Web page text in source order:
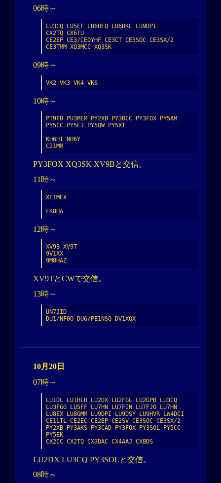
06時～
LU3CQ LU5FF LU6HFQ LU6HKL LU9DPI
CX2TQ CX6TU
CE2EP CE3/CE0YHF CE3CT CE3SOC CE3SX/2
CE3TMM XQ3MCC XQ3SK
09時～
VK2 VK3 VK4 VK6
10時～
PT9FD PU3MEM PY2XB PY3DCC PY3FOX PY5AM
PY5CC PY5EJ PY5QW PY5XT
KH6HI NH6Y
C21MM
PY3FOX XQ3SK XV9Bと交信。
11時～
XE1MEX
FK8HA
12時～
XV9B XV9T
9V1XX
9M8HAZ
XV9TとCWで交信。
13時～
UN7JID
DU1/NF0O DU6/PE1NSQ DV1XQX
10月20日
07時～
LU1DL LU1HLH LU2DX LU2FGL LU2GPB LU3CQ
LU3FGG LU5FF LU7HN LU7FIN LU7FJO LU7HN
LU8EX LU8GMM LU9DPI LU9DSY LU9HVR LW4DCI
CE1LTL CE2EC CE2EP CE2SV CE3SOC CE3SX/2
PY2XB PY3AKS PY3CAD PY3FOX PY3SOL PY5CC
PY5EK
CX2CC CX2TQ CX3DAC CX4AAJ CX8DS
LU2DX LU3CQ PY3SOLと交信。
08時～